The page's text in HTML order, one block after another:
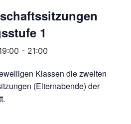
1
- 21:00
Klassen die zweiten
(Elternabende) der